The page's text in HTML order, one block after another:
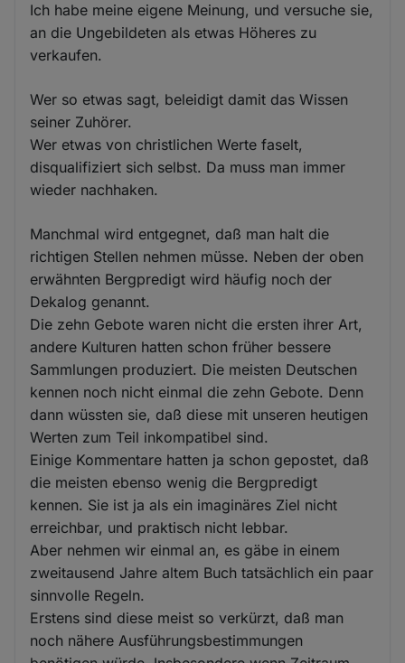
Ich habe meine eigene Meinung, und versuche sie,
an die Ungebildeten als etwas Höheres zu
verkaufen.
Wer so etwas sagt, beleidigt damit das Wissen
seiner Zuhörer.
Wer etwas von christlichen Werte faselt,
disqualifiziert sich selbst. Da muss man immer
wieder nachhaken.
Manchmal wird entgegnet, daß man halt die
richtigen Stellen nehmen müsse. Neben der oben
erwähnten Bergpredigt wird häufig noch der
Dekalog genannt.
Die zehn Gebote waren nicht die ersten ihrer Art,
andere Kulturen hatten schon früher bessere
Sammlungen produziert. Die meisten Deutschen
kennen noch nicht einmal die zehn Gebote. Denn
dann wüssten sie, daß diese mit unseren heutigen
Werten zum Teil inkompatibel sind.
Einige Kommentare hatten ja schon gepostet, daß
die meisten ebenso wenig die Bergpredigt
kennen. Sie ist ja als ein imaginäres Ziel nicht
erreichbar, und praktisch nicht lebbar.
Aber nehmen wir einmal an, es gäbe in einem
zweitausend Jahre altem Buch tatsächlich ein paar
sinnvolle Regeln.
Erstens sind diese meist so verkürzt, daß man
noch nähere Ausführungsbestimmungen